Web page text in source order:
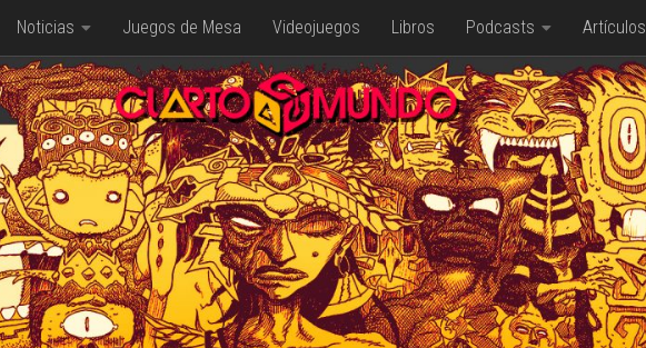
Noticias Juegos de Mesa Videojuegos Libros Podcasts Artículos